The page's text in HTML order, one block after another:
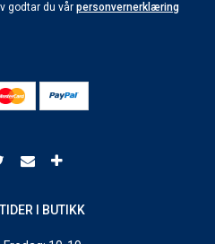
godtar du vår personvernerklæring
I BUTIKK